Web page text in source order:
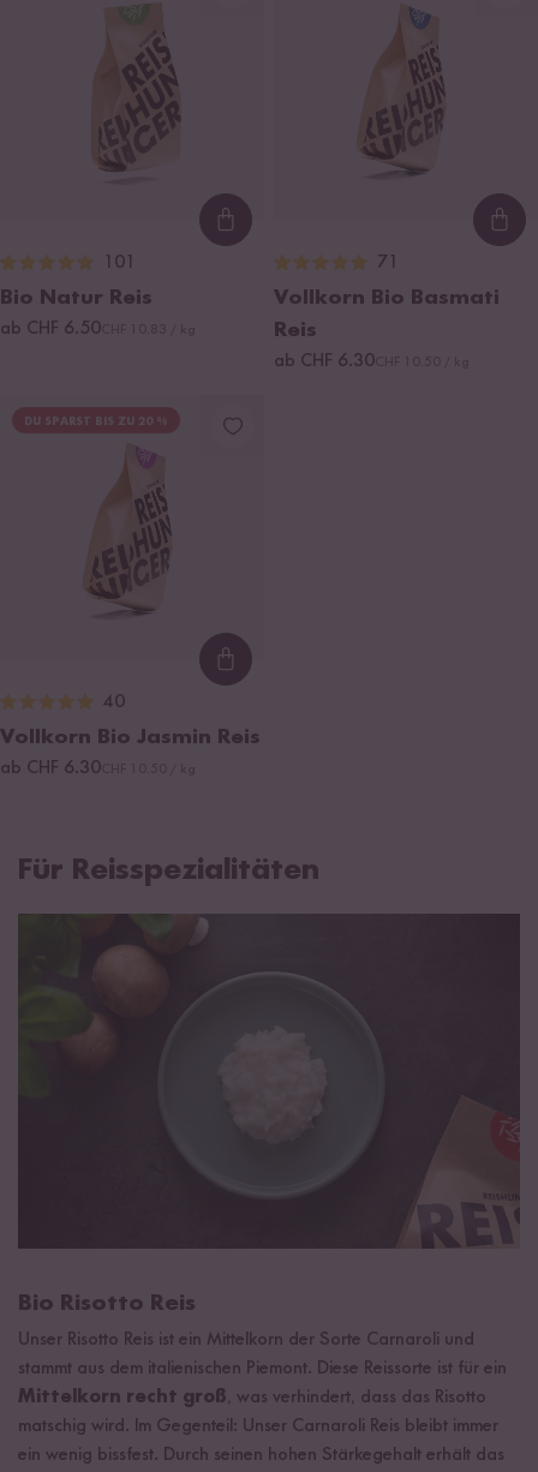
Loading...
101
Bio Natur Reis
ab CHF 6.50
71
Vollkorn Bio Basmati
Reis
ab CHF 6.30
DU SPARST BIS ZU 20 %
Loading...
40
Vollkorn Bio Jasmin Reis
ab CHF 6.30
Für Reisspezialitäten
Bio Risotto Reis
Unser Risotto Reis ist ein Mittelkorn der Sorte Carnaroli und
stammt aus dem italienischen Piemont. Diese Reissorte ist für ein
Mittelkorn recht groß, was verhindert, dass das Risotto
matschig wird. Im Gegenteil: Unser Carnaroli Reis bleibt immer
ein wenig bissfest. Durch seinen hohen Stärkegehalt erhält das